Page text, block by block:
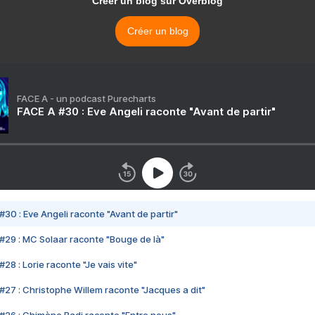
Créer un blog
FACE A - un podcast Purecharts
FACE A #30 : Eve Angeli raconte "Avant de partir"
#30 : Eve Angeli raconte "Avant de partir"
#29 : MC Solaar raconte "Bouge de là"
#28 : Lorie raconte "Je vais vite"
#27 : Christophe Willem raconte "Jacques a dit"